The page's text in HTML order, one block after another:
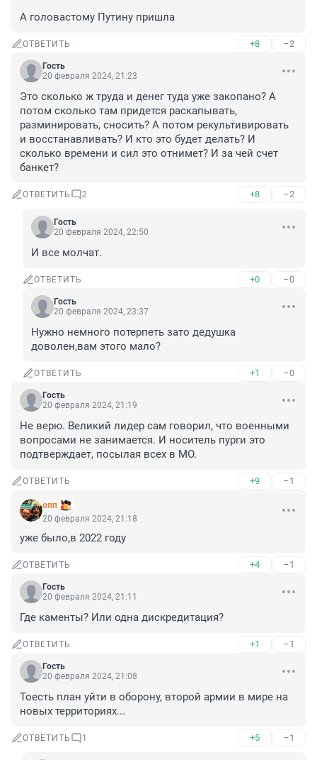
А головастому Путину пришла
ОТВЕТИТЬ +8 –2
Гость
20 февраля 2024, 21:23
Это сколько ж труда и денег туда уже закопано? А
потом сколько там придется раскапывать,
разминировать, сносить? А потом рекультивировать
и восстанавливать? И кто это будет делать? И
сколько времени и сил это отнимет? И за чей счет
банкет?
ОТВЕТИТЬ 2 +8 –2
Гость
20 февраля 2024, 22:50
И все молчат.
ОТВЕТИТЬ +0 –0
Гость
20 февраля 2024, 23:37
Нужно немного потерпеть зато дедушка
доволен,вам этого мало?
ОТВЕТИТЬ +1 –0
Гость
20 февраля 2024, 21:19
Не верю. Великий лидер сам говорил, что военными
вопросами не занимается. И носитель пурги это
подтверждает, посылая всех в МО.
ОТВЕТИТЬ +9 –1
опп
20 февраля 2024, 21:18
уже было,в 2022 году
ОТВЕТИТЬ +4 –1
Гость
20 февраля 2024, 21:11
Где каменты? Или одна дискредитация?
ОТВЕТИТЬ +1 –1
Гость
20 февраля 2024, 21:08
Тоесть план уйти в оборону, второй армии в мире на
новых территориях...
ОТВЕТИТЬ 1 +5 –1